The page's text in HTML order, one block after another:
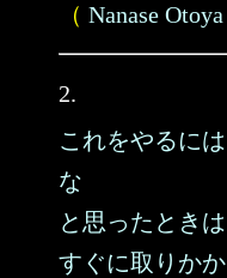
（ Nanase Otoya
2.
これをやるに
な
と思ったときは
すぐに取りかか